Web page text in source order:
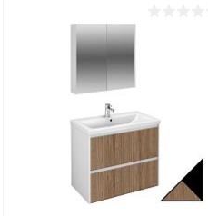
В корзину
Купить в 1 клик
В избранное Под заказ